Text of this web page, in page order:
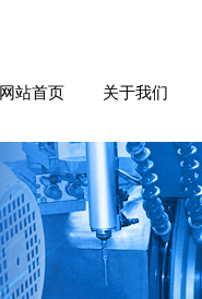
网站首页 关于我们